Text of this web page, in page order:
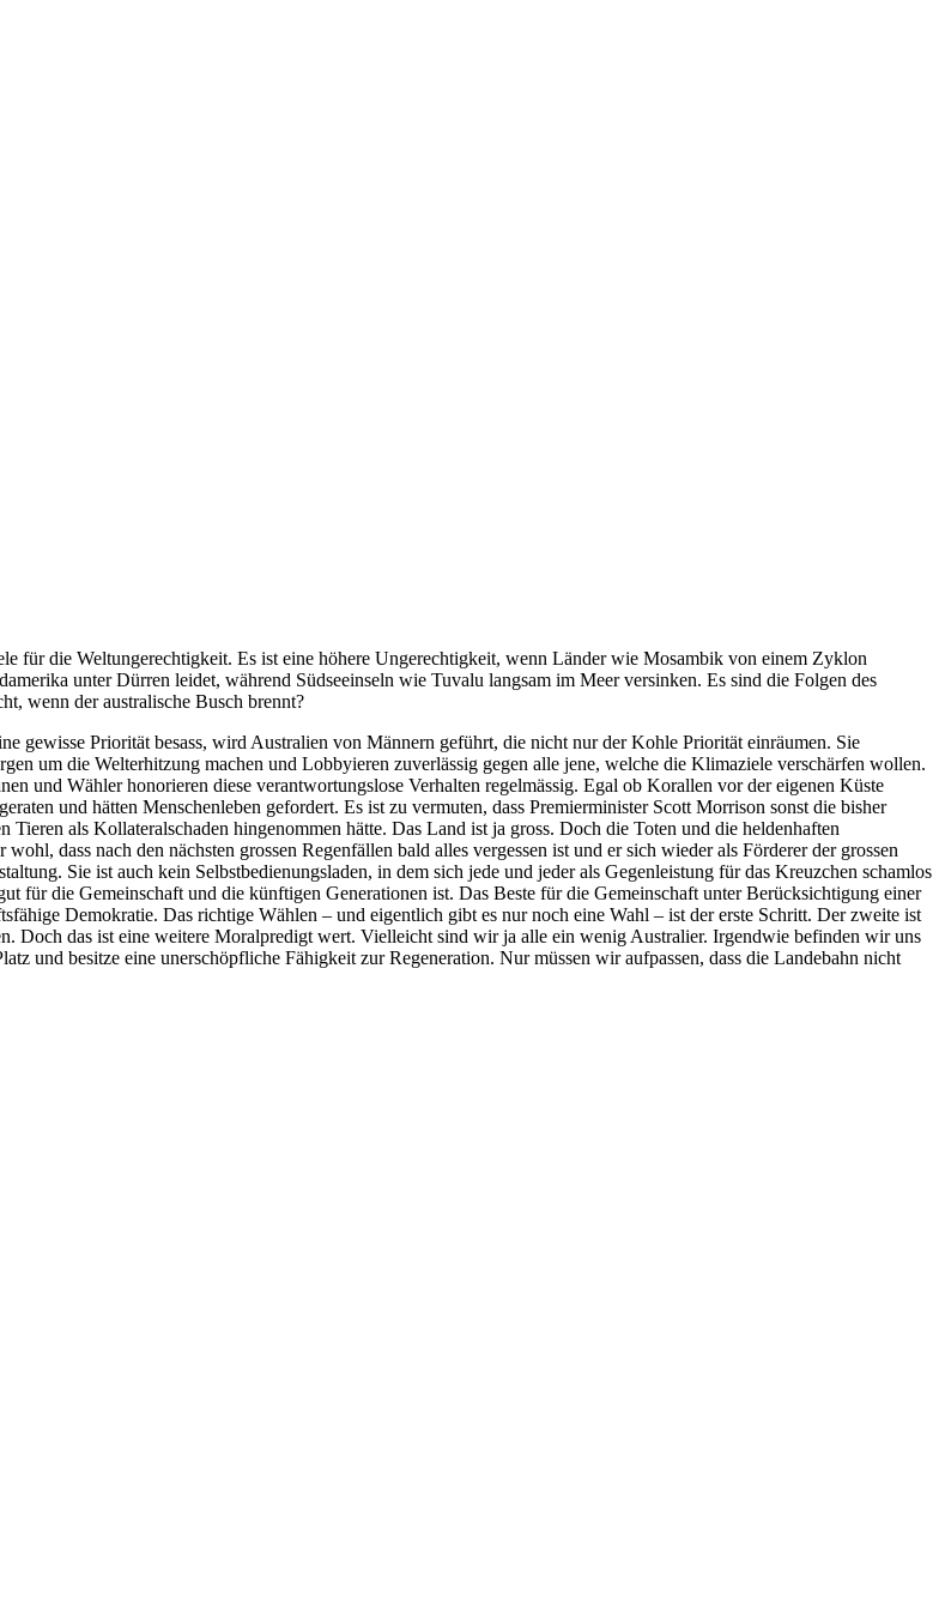
für die Weltungerechtigkeit. Es ist eine höhere Ungerechtigkeit, wenn Länder wie Mosambik von einem Zyklon
unter Dürren leidet, während Südseeinseln wie Tuvalu langsam im Meer versinken. Es sind die Folgen des
wenn der australische Busch brennt?
gewisse Priorität besass, wird Australien von Männern geführt, die nicht nur der Kohle Priorität einräumen. Sie
um die Welterhitzung machen und Lobbyieren zuverlässig gegen alle jene, welche die Klimaziele verschärfen wollen.
und Wähler honorieren diese verantwortungslose Verhalten regelmässig. Egal ob Korallen vor der eigenen Küste
und hätten Menschenleben gefordert. Es ist zu vermuten, dass Premierminister Scott Morrison sonst die bisher
als Kollateralschaden hingenommen hätte. Das Land ist ja gross. Doch die Toten und die heldenhaften
dass nach den nächsten grossen Regenfällen bald alles vergessen ist und er sich wieder als Förderer der grossen
Sie ist auch kein Selbstbedienungsladen, in dem sich jede und jeder als Gegenleistung für das Kreuzchen schamlos
für die Gemeinschaft und die künftigen Generationen ist. Das Beste für die Gemeinschaft unter Berücksichtigung einer
Demokratie. Das richtige Wählen – und eigentlich gibt es nur noch eine Wahl – ist der erste Schritt. Der zweite ist
Doch das ist eine weitere Moralpredigt wert. Vielleicht sind wir ja alle ein wenig Australier. Irgendwie befinden wir uns
und besitze eine unerschöpfliche Fähigkeit zur Regeneration. Nur müssen wir aufpassen, dass die Landebahn nicht